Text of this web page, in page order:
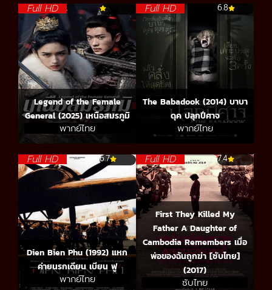
Full HD
Legend of the Female
General (2025) เหนือสมรภูมิ
พากย์ไทย
Full HD 6.8
The Babadook (2014) บาบา
ดุค ปลุกปีศาจ
พากย์ไทย
Full HD 6.7
Dien Bien Phu (1992) แหก
ค่ายนรกเดียน เบียน ฟู
พากย์ไทย
Full HD 7.4
First They Killed My
Father A Daughter of
Cambodia Remembers เมื่อ
พ่อของฉันถูกฆ่า [ซับไทย]
(2017)
ซับไทย